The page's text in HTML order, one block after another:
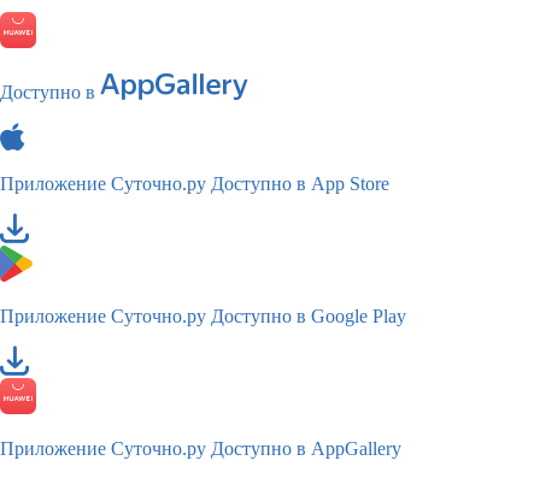
Доступно в
Приложение Суточно.ру Доступно в App Store
Приложение Суточно.ру Доступно в Google Play
Приложение Суточно.ру Доступно в AppGallery